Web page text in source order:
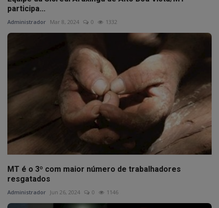
participa...
Administrador Mar 8, 2024 0 1332
MT é o 3º com maior número de trabalhadores
resgatados
Administrador Jun 26, 2024 0 1146